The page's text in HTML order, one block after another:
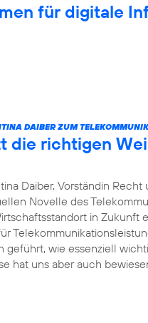
für digitale
DAIBER ZUM
die richtigen
Daiber, Vorständin
Novelle des
in Zukunft
wie essenziell
hat uns aber auch